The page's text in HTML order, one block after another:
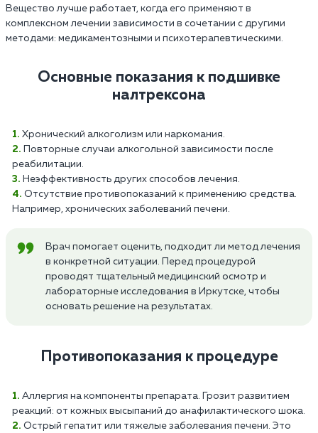
Вещество лучше работает, когда его применяют в
комплексном лечении зависимости в сочетании с другими
методами: медикаментозными и психотерапевтическими.
Основные показания к подшивке
налтрексона
Хронический алкоголизм или наркомания.
Повторные случаи алкогольной зависимости после
реабилитации.
Неэффективность других способов лечения.
Отсутствие противопоказаний к применению средства.
Например, хронических заболеваний печени.
Врач помогает оценить, подходит ли метод лечения
в конкретной ситуации. Перед процедурой
проводят тщательный медицинский осмотр и
лабораторные исследования в Иркутске, чтобы
основать решение на результатах.
Противопоказания к процедуре
Аллергия на компоненты препарата. Грозит развитием
реакций: от кожных высыпаний до анафилактического шока.
Острый гепатит или тяжелые заболевания печени. Это